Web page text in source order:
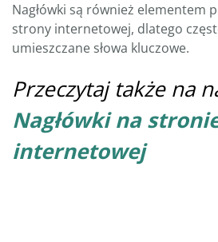
Nagłówki są również elementem
strony internetowej, dlatego
umieszczane słowa kluczowe.
Przeczytaj także na
Nagłówki na
internetowej